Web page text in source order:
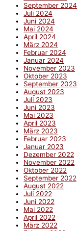
September 2024
Juli 2024
Juni 2024
Mai 2024
April 2024
März 2024
Februar 2024
Januar 2024
November 2023
Oktober 2023
September 2023
August 2023
Juli 2023
Juni 2023
Mai 2023
April 2023
März 2023
Februar 2023
Januar 2023
Dezember 2022
November 2022
Oktober 2022
September 2022
August 2022
Juli 2022
Juni 2022
Mai 2022
April 2022
März 2022